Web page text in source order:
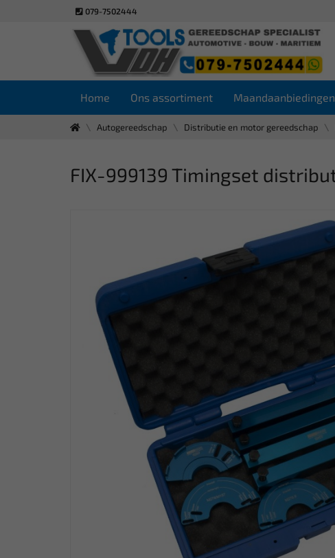
079-7502444
Home Ons assortiment Maandaanbiedingen
Autogereedschap Distributie en motor gereedschap
FIX-999139 Timingset